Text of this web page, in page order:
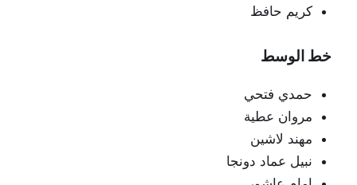
كريم حافظ
خط الوسط
حمدي فتحي
مروان عطية
مهند لاشين
نبيل عماد دونجا